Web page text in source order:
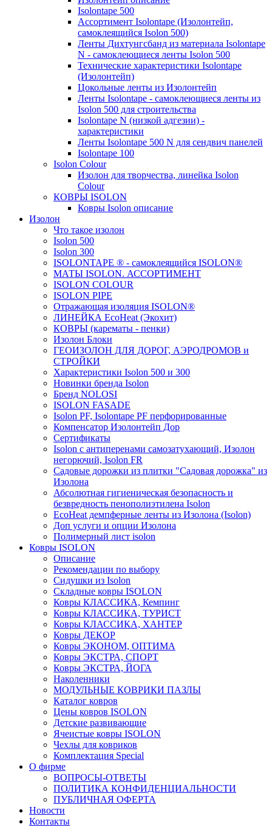
Isolontape 500
Ассортимент Isolontape (Изолонтейп,
самоклеящийся Isolon 500)
Ленты Дихтунгсбанд из материала Isolontape
N - самоклеющиеся ленты Isolon 500
Технические характеристики Isolontape
(Изолонтейп)
Цокольные ленты из Изолонтейп
Ленты Isolontape - самоклеющиеся ленты из
Isolon 500 для строительства
Isolontape N (низкой адгезии) -
характеристики
Ленты Isolontape 500 N для сендвич панелей
Isolontape 100
Isolon Colour
Изолон для творчества, линейка Isolon
Colour
КОВРЫ ISOLON
Ковры Isolon описание
Изолон
Что такое изолон
Isolon 500
Isolon 300
ISOLONTAPE ® - самоклеящийся ISOLON®
МАТЫ ISOLON. АССОРТИМЕНТ
ISOLON COLOUR
ISOLON PIPE
Отражающая изоляция ISOLON®
ЛИНЕЙКА EcoHeat (Экохит)
КОВРЫ (карематы - пенки)
Изолон Блоки
ГЕОИЗОЛОН ДЛЯ ДОРОГ, АЭРОДРОМОВ и
СТРОЙКИ
Характеристики Isolon 500 и 300
Новинки бренда Isolon
Бренд NOLOSI
ISOLON FASADE
Isolon PF, Isolontape PF перфорированные
Компенсатор Изолонтейп Дор
Сертификаты
Isolon с антиперенами самозатухающий, Изолон
негорючий, Isolon FR
Садовые дорожки из плитки "Садовая дорожка" из
Изолона
Абсолютная гигиеническая безопасность и
безвредность пенополиэтилена Isolon
EcoHeat демпферные ленты из Изолона (Isolon)
Доп услуги и опции Изолона
Полимерный лист isolon
Ковры ISOLON
Описание
Рекомендации по выбору
Сидушки из Isolon
Складные ковры ISOLON
Ковры КЛАССИКА, Кемпинг
Ковры КЛАССИКА, ТУРИСТ
Ковры КЛАССИКА, ХАНТЕР
Ковры ДЕКОР
Ковры ЭКОНОМ, ОПТИМА
Ковры ЭКСТРА, СПОРТ
Ковры ЭКСТРА, ЙОГА
Наколенники
МОДУЛЬНЫЕ КОВРИКИ ПАЗЛЫ
Каталог ковров
Цены ковров ISOLON
Детские развивающие
Ячеистые ковры ISOLON
Чехлы для ковриков
Комплектация Special
О фирме
ВОПРОСЫ-ОТВЕТЫ
ПОЛИТИКА КОНФИДЕНЦИАЛЬНОСТИ
ПУБЛИЧНАЯ ОФЕРТА
Новости
Контакты